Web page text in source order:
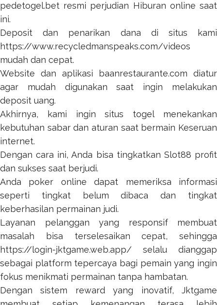
pedetogel.bet resmi perjudian Hiburan online saat
ini.
Deposit dan penarikan dana di situs kami
https://www.recycledmanspeaks.com/videos
mudah dan cepat.
Website dan aplikasi
baanrestaurante.com diatur
agar mudah digunakan saat ingin melakukan
deposit uang.
Akhirnya, kami inginsitus togelmenekankan
kebutuhan sabar dan aturan saat bermain Keseruan
internet.
Dengan cara ini, Anda bisa tingkatkan Slot88 profit
dan sukses saat berjudi.
Anda poker online dapat memeriksa informasi
seperti tingkat belum dibaca dan tingkat
keberhasilan permainan judi.
Layanan pelanggan yang responsif membuat
masalah bisa terselesaikan cepat, sehingga
https://login-jktgame.web.app/ selalu dianggap
sebagai platform tepercaya bagi pemain yang ingin
fokus menikmati permainan tanpa hambatan.
Dengan sistem reward yang inovatif, Jktgame